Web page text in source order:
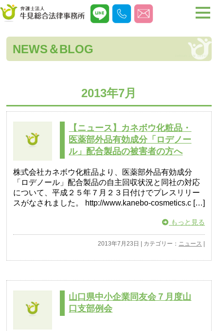
NEWS＆BLOG
2013年7月
【ニュース】カネボウ化粧品・
医薬部外品有効成分「ロデノー
ル」配合製品の被害者の方へ
株式会社カネボウ化粧品より、医薬部外品有効成分
「ロデノール」配合製品の自主回収状況と同社の対応
について、平成２５年７月２３日付けでプレスリリー
スがなされました。 http://www.kanebo-cosmetics.c […]
もっと見る
2013年7月23日 | カテゴリー： ニュース
山口県中小企業同友会７月度山
口支部例会